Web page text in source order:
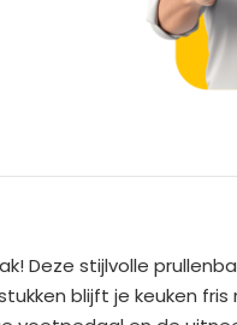
r
n
Deze stijlvolle
blijft je keuken